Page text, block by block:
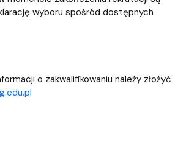
wyboru spośród dostępnych
o zakwalifikowaniu należy złożyć